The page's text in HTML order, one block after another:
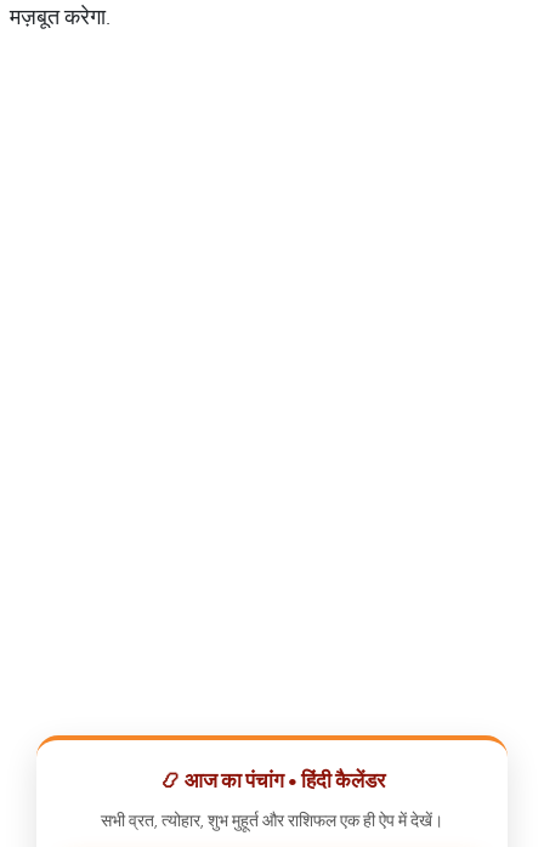
मज़बूत करेगा.
📿 आज का पंचांग • हिंदी कैलेंडर
सभी व्रत, त्योहार, शुभ मुहूर्त और राशिफल एक ही ऐप में देखें।